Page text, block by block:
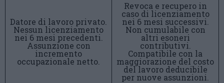
Datore di lavoro privato.
Nessun licenziamento
nei 6 mesi precedenti.
Assunzione con
incremento
occupazionale netto.
Revoca e recupero in
caso di licenziamento
nei 6 mesi successivi.
Non cumulabile con
altri esoneri
contributivi.
Compatibile con la
maggiorazione del costo
del lavoro deducibile
per nuove assunzioni.